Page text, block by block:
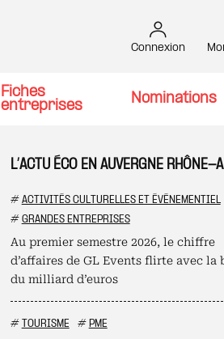
Connexion
Fiches
entreprises
Nominations
L’ACTU ÉCO EN AUVERGNE RHÔNE-
# ACTIVITÉS CULTURELLES ET ÉVÉNEMENTIEL
# GRANDES ENTREPRISES
Au premier semestre 2026, le chiffre
d’affaires de GL Events flirte avec la
du milliard d’euros
# TOURISME # PME